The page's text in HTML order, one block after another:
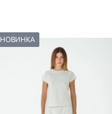
НОВИНКА